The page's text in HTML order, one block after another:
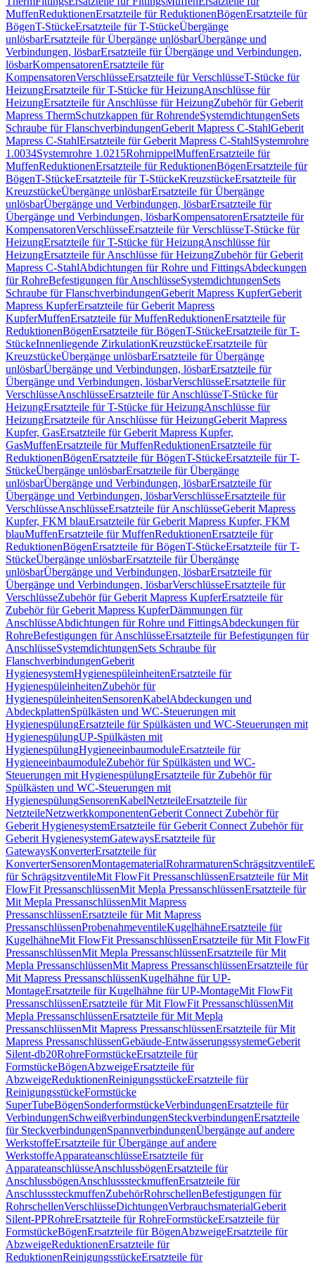
MuffenReduktionenErsatzteile für ReduktionenBögenErsatzteile für
BögenT-StückeErsatzteile für T-StückeÜbergänge
unlösbarErsatzteile für Übergänge unlösbarÜbergänge und
Verbindungen, lösbarErsatzteile für Übergänge und Verbindungen,
lösbarKompensatorenErsatzteile für
KompensatorenVerschlüsseErsatzteile für VerschlüsseT-Stücke für
HeizungErsatzteile für T-Stücke für HeizungAnschlüsse für
HeizungErsatzteile für Anschlüsse für HeizungZubehör für Geberit
Mapress ThermSchutzkappen für RohrendeSystemdichtungenSets
Schraube für FlanschverbindungenGeberit Mapress C-StahlGeberit
Mapress C-StahlErsatzteile für Geberit Mapress C-StahlSystemrohre
1.0034Systemrohre 1.0215RohrnippelMuffenErsatzteile für
MuffenReduktionenErsatzteile für ReduktionenBögenErsatzteile für
BögenT-StückeErsatzteile für T-StückeKreuzstückeErsatzteile für
KreuzstückeÜbergänge unlösbarErsatzteile für Übergänge
unlösbarÜbergänge und Verbindungen, lösbarErsatzteile für
Übergänge und Verbindungen, lösbarKompensatorenErsatzteile für
KompensatorenVerschlüsseErsatzteile für VerschlüsseT-Stücke für
HeizungErsatzteile für T-Stücke für HeizungAnschlüsse für
HeizungErsatzteile für Anschlüsse für HeizungZubehör für Geberit
Mapress C-StahlAbdichtungen für Rohre und FittingsAbdeckungen
für RohreBefestigungen für AnschlüsseSystemdichtungenSets
Schraube für FlanschverbindungenGeberit Mapress KupferGeberit
Mapress KupferErsatzteile für Geberit Mapress
KupferMuffenErsatzteile für MuffenReduktionenErsatzteile für
ReduktionenBögenErsatzteile für BögenT-StückeErsatzteile für T-
StückeInnenliegende ZirkulationKreuzstückeErsatzteile für
KreuzstückeÜbergänge unlösbarErsatzteile für Übergänge
unlösbarÜbergänge und Verbindungen, lösbarErsatzteile für
Übergänge und Verbindungen, lösbarVerschlüsseErsatzteile für
VerschlüsseAnschlüsseErsatzteile für AnschlüsseT-Stücke für
HeizungErsatzteile für T-Stücke für HeizungAnschlüsse für
HeizungErsatzteile für Anschlüsse für HeizungGeberit Mapress
Kupfer, GasErsatzteile für Geberit Mapress Kupfer,
GasMuffenErsatzteile für MuffenReduktionenErsatzteile für
ReduktionenBögenErsatzteile für BögenT-StückeErsatzteile für T-
StückeÜbergänge unlösbarErsatzteile für Übergänge
unlösbarÜbergänge und Verbindungen, lösbarErsatzteile für
Übergänge und Verbindungen, lösbarVerschlüsseErsatzteile für
VerschlüsseAnschlüsseErsatzteile für AnschlüsseGeberit Mapress
Kupfer, FKM blauErsatzteile für Geberit Mapress Kupfer, FKM
blauMuffenErsatzteile für MuffenReduktionenErsatzteile für
ReduktionenBögenErsatzteile für BögenT-StückeErsatzteile für T-
StückeÜbergänge unlösbarErsatzteile für Übergänge
unlösbarÜbergänge und Verbindungen, lösbarErsatzteile für
Übergänge und Verbindungen, lösbarVerschlüsseErsatzteile für
VerschlüsseZubehör für Geberit Mapress KupferErsatzteile für
Zubehör für Geberit Mapress KupferDämmungen für
AnschlüsseAbdichtungen für Rohre und FittingsAbdeckungen für
RohreBefestigungen für AnschlüsseErsatzteile für Befestigungen für
AnschlüsseSystemdichtungenSets Schraube für
FlanschverbindungenGeberit
HygienesystemHygienespüleinheitenErsatzteile für
HygienespüleinheitenZubehör für
HygienespüleinheitenSensorenKabelAbdeckungen und
AbdeckplattenSpülkästen und WC-Steuerungen mit
HygienespülungErsatzteile für Spülkästen und WC-Steuerungen mit
HygienespülungUP-Spülkästen mit
HygienespülungHygieneeinbaumoduleErsatzteile für
HygieneeinbaumoduleZubehör für Spülkästen und WC-
Steuerungen mit HygienespülungErsatzteile für Zubehör für
Spülkästen und WC-Steuerungen mit
HygienespülungSensorenKabelNetzteileErsatzteile für
NetzteileNetzwerkkomponentenGeberit Connect Zubehör für
Geberit HygienesystemErsatzteile für Geberit Connect Zubehör für
Geberit HygienesystemGatewaysErsatzteile für
GatewaysKonverterErsatzteile für
KonverterSensorenMontagematerialRohrarmaturenSchrägsitzventile
für SchrägsitzventileMit FlowFit PressanschlüssenErsatzteile für Mit
FlowFit PressanschlüssenMit Mepla PressanschlüssenErsatzteile für
Mit Mepla PressanschlüssenMit Mapress
PressanschlüssenErsatzteile für Mit Mapress
PressanschlüssenProbenahmeventileKugelhähneErsatzteile für
KugelhähneMit FlowFit PressanschlüssenErsatzteile für Mit FlowFit
PressanschlüssenMit Mepla PressanschlüssenErsatzteile für Mit
Mepla PressanschlüssenMit Mapress PressanschlüssenErsatzteile für
Mit Mapress PressanschlüssenKugelhähne für UP-
MontageErsatzteile für Kugelhähne für UP-MontageMit FlowFit
PressanschlüssenErsatzteile für Mit FlowFit PressanschlüssenMit
Mepla PressanschlüssenErsatzteile für Mit Mepla
PressanschlüssenMit Mapress PressanschlüssenErsatzteile für Mit
Mapress PressanschlüssenGebäude-EntwässerungssystemeGeberit
Silent-db20RohreFormstückeErsatzteile für
FormstückeBögenAbzweigeErsatzteile für
AbzweigeReduktionenReinigungsstückeErsatzteile für
ReinigungsstückeFormstücke
SuperTubeBögenSonderformstückeVerbindungenErsatzteile für
VerbindungenSchweißverbindungenSteckverbindungenErsatzteile
für SteckverbindungenSpannverbindungenÜbergänge auf andere
WerkstoffeErsatzteile für Übergänge auf andere
WerkstoffeApparateanschlüsseErsatzteile für
ApparateanschlüsseAnschlussbögenErsatzteile für
AnschlussbögenAnschlusssteckmuffenErsatzteile für
AnschlusssteckmuffenZubehörRohrschellenBefestigungen für
RohrschellenVerschlüsseDichtungenVerbrauchsmaterialGeberit
Silent-PPRohreErsatzteile für RohreFormstückeErsatzteile für
FormstückeBögenErsatzteile für BögenAbzweigeErsatzteile für
AbzweigeReduktionenErsatzteile für
ReduktionenReinigungsstückeErsatzteile für